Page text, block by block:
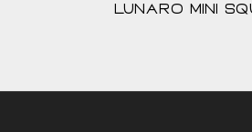
Lunaro Mini